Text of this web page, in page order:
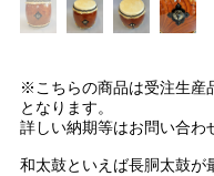
※こちらの商品は受注生産
となります。
詳しい納期等はお問い合わ
和太鼓といえば長胴太鼓が